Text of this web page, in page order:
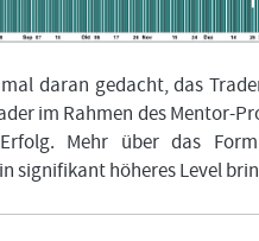
daran gedacht, das
im Rahmen des Mentor-
Mehr über das
signifikant höheres Level